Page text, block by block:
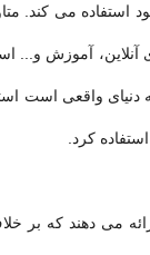
استفاده می کند.
آنلاین، آموزش و...
دنیای واقعی است
کرد.
می دهند که بر